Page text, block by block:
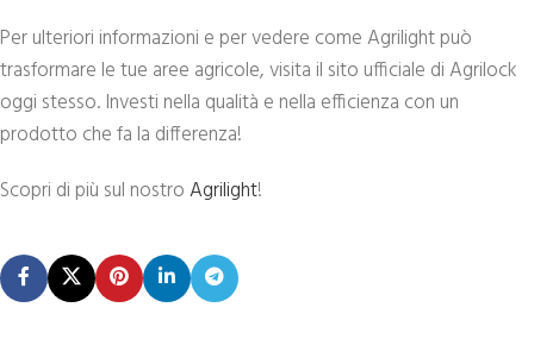
Per ulteriori informazioni e per vedere come Agrilight può
trasformare le tue aree agricole, visita il sito ufficiale di Agrilock
oggi stesso. Investi nella qualità e nella efficienza con un
prodotto che fa la differenza!
Scopri di più sul nostroAgrilight!